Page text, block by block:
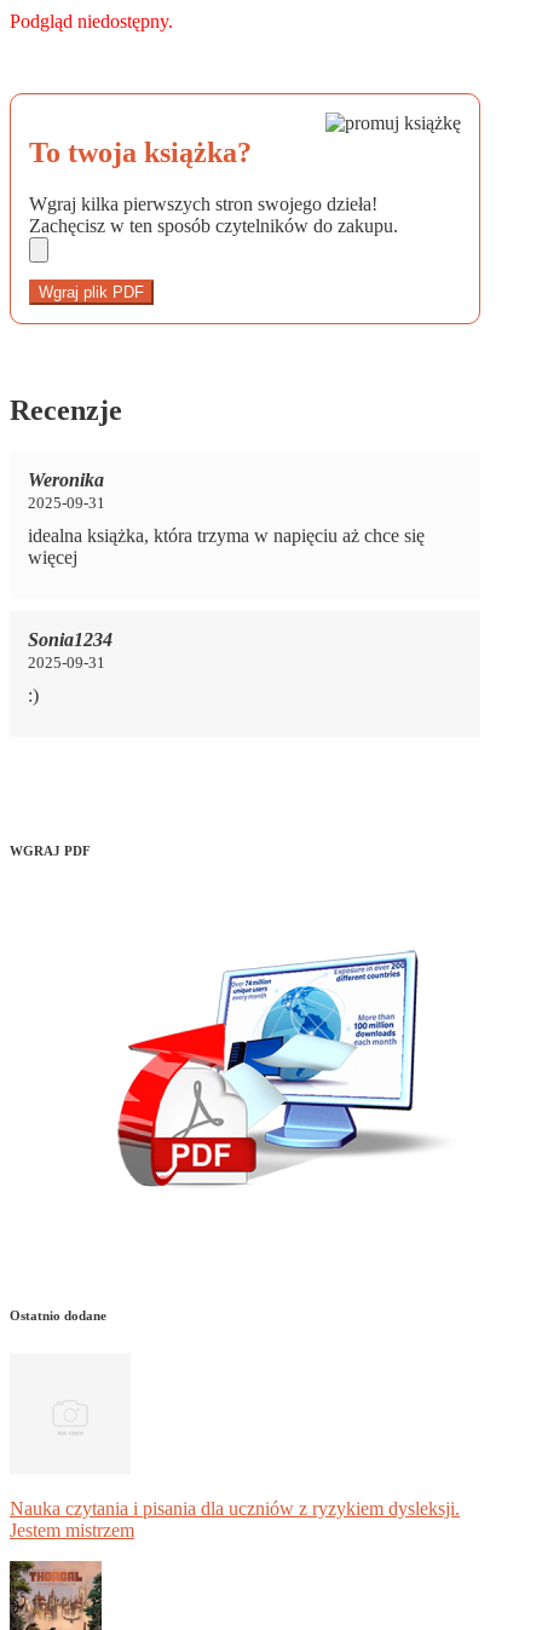
Podgląd niedostępny.
To twoja książka?
Wgraj kilka pierwszych stron swojego dzieła!
Zachęcisz w ten sposób czytelników do zakupu.
Wgraj plik PDF
Recenzje
Weronika
2025-09-31
idealna książka, która trzyma w napięciu aż chce się
więcej
Sonia1234
2025-09-31
:)
WGRAJ PDF
Ostatnio dodane
Nauka czytania i pisania dla uczniów z ryzykiem dysleksji.
Jestem mistrzem